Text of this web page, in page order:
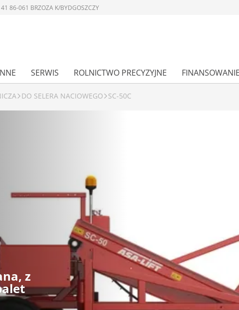
86-061 BRZOZA K/BYDGOSZCZY
SERWIS ROLNICTWO PRECYZYJNE
DO SELERA NACIOWEGO SC-50C
z